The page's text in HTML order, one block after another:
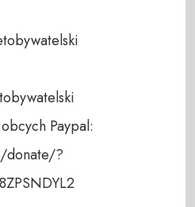
Paypal:
donate/?